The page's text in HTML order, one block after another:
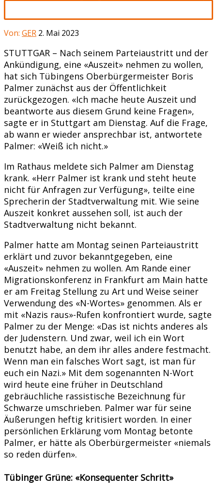
Von: GER 2. Mai 2023
STUTTGAR – Nach seinem Parteiaustritt und der
Ankündigung, eine «Auszeit» nehmen zu wollen,
hat sich Tübingens Oberbürgermeister Boris
Palmer zunächst aus der Öffentlichkeit
zurückgezogen. «Ich mache heute Auszeit und
beantworte aus diesem Grund keine Fragen»,
sagte er in Stuttgart am Dienstag. Auf die Frage,
ab wann er wieder ansprechbar ist, antwortete
Palmer: «Weiß ich nicht.»
Im Rathaus meldete sich Palmer am Dienstag
krank. «Herr Palmer ist krank und steht heute
nicht für Anfragen zur Verfügung», teilte eine
Sprecherin der Stadtverwaltung mit. Wie seine
Auszeit konkret aussehen soll, ist auch der
Stadtverwaltung nicht bekannt.
Palmer hatte am Montag seinen Parteiaustritt
erklärt und zuvor bekanntgegeben, eine
«Auszeit» nehmen zu wollen. Am Rande einer
Migrationskonferenz in Frankfurt am Main hatte
er am Freitag Stellung zu Art und Weise seiner
Verwendung des «N-Wortes» genommen. Als er
mit «Nazis raus»-Rufen konfrontiert wurde, sagte
Palmer zu der Menge: «Das ist nichts anderes als
der Judenstern. Und zwar, weil ich ein Wort
benutzt habe, an dem ihr alles andere festmacht.
Wenn man ein falsches Wort sagt, ist man für
euch ein Nazi.» Mit dem sogenannten N-Wort
wird heute eine früher in Deutschland
gebräuchliche rassistische Bezeichnung für
Schwarze umschrieben. Palmer war für seine
Äußerungen heftig kritisiert worden. In einer
persönlichen Erklärung vom Montag betonte
Palmer, er hätte als Oberbürgermeister «niemals
so reden dürfen».
Tübinger Grüne: «Konsequenter Schritt»